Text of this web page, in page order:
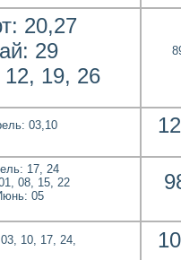
20,27
29
19, 26
03,10
17, 24
08, 15, 22
05
10, 17, 24,